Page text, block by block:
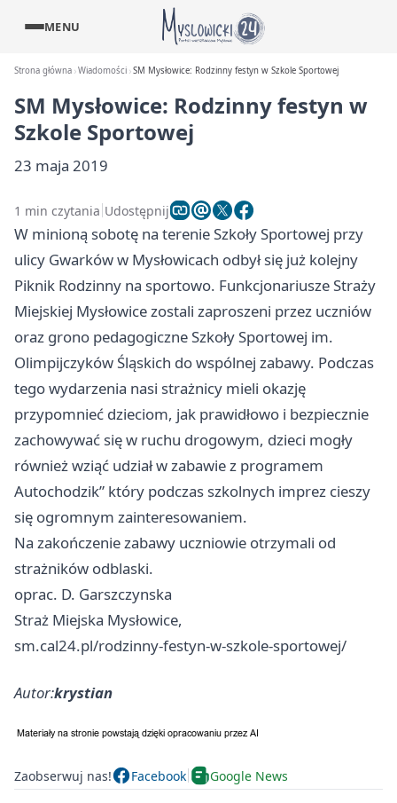
MENU
Strona główna Wiadomości SM Mysłowice: Rodzinny festyn w Szkole Sportowej
SM Mysłowice: Rodzinny festyn w
Szkole Sportowej
23 maja 2019
1 min czytania Udostępnij
W minioną sobotę na terenie Szkoły Sportowej przy
ulicy Gwarków w Mysłowicach odbył się już kolejny
Piknik Rodzinny na sportowo. Funkcjonariusze Straży
Miejskiej Mysłowicezostali zaproszeni przez uczniów
oraz grono pedagogiczne Szkoły Sportowej im.
Olimpijczyków Śląskich do wspólnej zabawy. Podczas
tego wydarzenia nasi strażnicy mieli okazję
przypomnieć dzieciom, jak prawidłowo i bezpiecznie
zachowywać się w ruchu drogowym, dzieci mogły
również wziąć udział w zabawie z programem
Autochodzik” który podczas szkolnych imprez cieszy
się ogromnym zainteresowaniem.
Na zakończenie zabawy uczniowie otrzymali od
strażników odblaski.
oprac. D. Garszczynska
Straż Miejska Mysłowice,
sm.cal24.pl/rodzinny-festyn-w-szkole-sportowej/
Autor:krystian
Zaobserwuj nas! Facebook Google News